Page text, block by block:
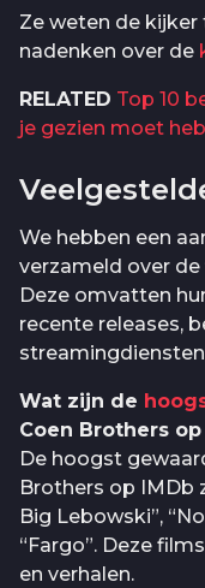
Ze weten de
nadenken over de
RELATED Top 10
je gezien moet
We hebben een
verzameld over
Deze omvatten
recente releases,
Wat zijn de
Coen Brothers op
De hoogst
Brothers op IMDb
Big Lebowski”,
“Fargo”. Deze
en verhalen.